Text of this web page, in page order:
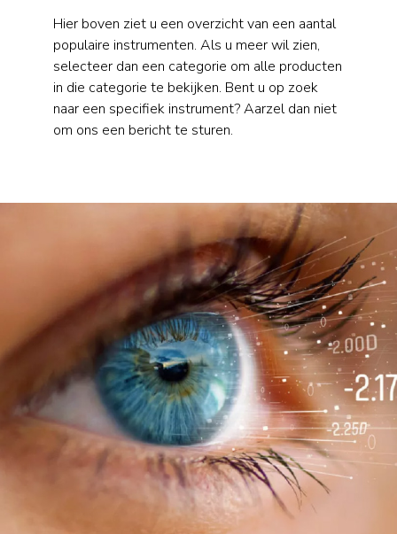
Hier boven ziet u een overzicht van een aantal
populaire instrumenten. Als u meer wil zien,
selecteer dan een categorie om alle producten
in die categorie te bekijken. Bent u op zoek
naar een specifiek instrument? Aarzel dan niet
om ons een bericht te sturen.